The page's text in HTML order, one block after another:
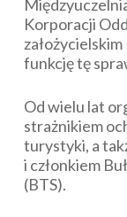
Korporacji
funkcję tę
Od wielu lat
strażnikiem
turystyki, a
i członkiem
(BTS).